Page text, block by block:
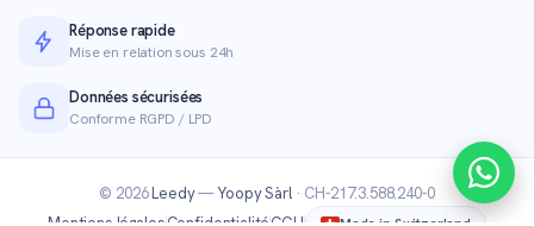
Réponse rapide
Mise en relation sous 24h
Données sécurisées
Conforme RGPD / LPD
© 2026Leedy—Yoopy Sàrl· CH-217.3.588.240-0